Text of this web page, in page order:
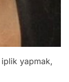
iplik yapmak,